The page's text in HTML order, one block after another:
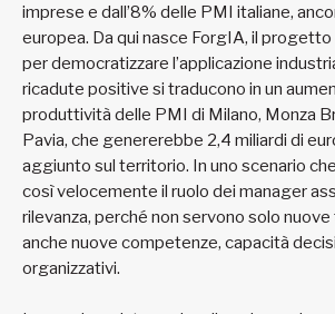
imprese e dall’8% delle PMI italiane,
europea. Da qui nasce ForgIA, il
per democratizzare l’applicazione
ricadute positive si traducono in un
produttività delle PMI di Milano, Monza
Pavia, che genererebbe 2,4 miliardi di
aggiunto sul territorio. In uno scenario
così velocemente il ruolo dei manager
rilevanza, perché non servono solo
anche nuove competenze, capacità
organizzativi.